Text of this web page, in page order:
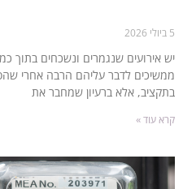
5 ביולי 2026
יש אירועים שנגמרים ונשכחים בתוך
ממשיכים לדבר עליהם הרבה אחרי
בתקציב, אלא ברעיון שמחבר את
קרא עוד »